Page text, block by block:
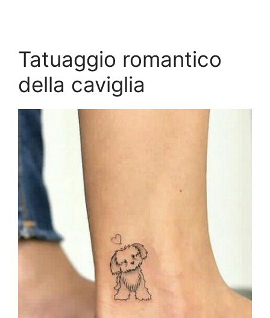
Tatuaggio romantico
della caviglia